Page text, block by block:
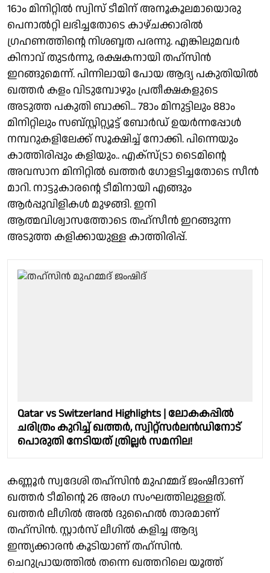
16ാം മിനിറ്റിൽ സ്വിസ് ടീമിന് അനൂകൂലമായൊരു
പെനാൽറ്റി ലഭിച്ചതോടെ കാഴ്ചക്കാരിൽ
ഗ്രഹണത്തിൻ്റെ നിശബ്ദത പരന്നു. എങ്കിലുമവർ
കിനാവ് തുടർന്നു, രക്ഷകനായി തഹ്സിൻ
ഇറങ്ങുമെന്ന്. പിന്നിലായി പോയ ആദ്യ പകുതിയിൽ
ഖത്തർ കളം വിടുമ്പോഴും പ്രതീക്ഷകളുടെ
അടുത്ത പകുതി ബാക്കി... 78ാം മിനുട്ടിലും 88ാം
മിനിറ്റിലും സബ്സ്റ്റിറ്റ്യൂട്ട് ബോർഡ് ഉയർന്നപ്പോൾ
നമ്പറുകളിലേക്ക് സൂക്ഷിച്ച് നോക്കി. പിന്നെയും
കാത്തിരിപ്പും കളിയും.. എക്സ്ട്രാ ടൈമിൻ്റെ
അവസാന മിനിറ്റിൽ ഖത്തർ ഗോളടിച്ചതോടെ സീൻ
മാറി. നാട്ടുകാരൻ്റെ ടീമിനായി എങ്ങും
ആർപ്പുവിളികൾ മുഴങ്ങി. ഇനി
ആത്മവിശ്വാസത്തോടെ തഹ്സീൻ ഇറങ്ങുന്ന
അടുത്ത കളിക്കായുള്ള കാത്തിരിപ്പ്.
Qatar vs Switzerland Highlights | ലോകകപ്പിൽ
ചരിത്രം കുറിച്ച് ഖത്തർ, സ്വിറ്റ്‌സർലൻഡിനോട്
പൊരുതി നേടിയത് ത്രില്ലർ സമനില!
കണ്ണൂർ സ്വദേശി തഹ്‌സിൻ മുഹമ്മദ് ജംഷീദാണ്
ഖത്തർ ടീമിൻ്റെ 26 അംഗ സംഘത്തിലുള്ളത്.
ഖത്തർ ലീഗിൽ അൽ ദുഹൈൽ താരമാണ്
തഹ്‌സിൻ. സ്റ്റാര്‍സ് ലീഗില്‍ കളിച്ച ആദ്യ
ഇന്ത്യക്കാരന്‍ കൂടിയാണ് തഹ്‌സിൻ.
ചെറുപ്രായത്തില്‍ തന്നെ ഖത്തറിലെ യൂത്ത്